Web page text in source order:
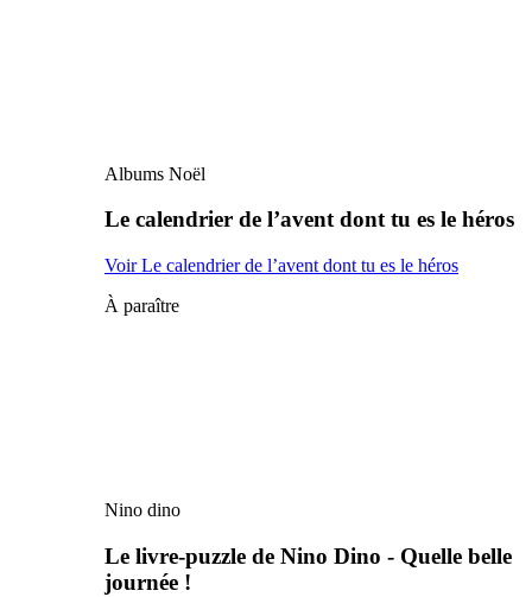
Albums Noël
Le calendrier de l’avent dont tu es le héros
Voir Le calendrier de l’avent dont tu es le héros
À paraître
Nino dino
Le livre-puzzle de Nino Dino - Quelle belle
journée !